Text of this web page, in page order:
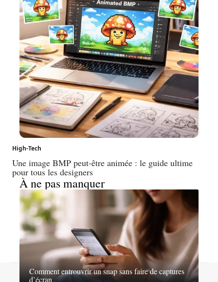
High-Tech
Une image BMP peut-être animée : le guide ultime
pour tous les designers
À ne pas manquer
Comment entrouvrir un snap sans faire de captures
d’écranContact Mentions légales Sitemap